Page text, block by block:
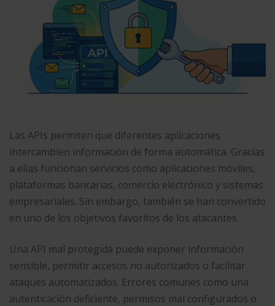
Las APIs permiten que diferentes aplicaciones
intercambien información de forma automática. Gracias
a ellas funcionan servicios como aplicaciones móviles,
plataformas bancarias, comercio electrónico y sistemas
empresariales. Sin embargo, también se han convertido
en uno de los objetivos favoritos de los atacantes.
Una API mal protegida puede exponer información
sensible, permitir accesos no autorizados o facilitar
ataques automatizados. Errores comunes como una
autenticación deficiente, permisos mal configurados o